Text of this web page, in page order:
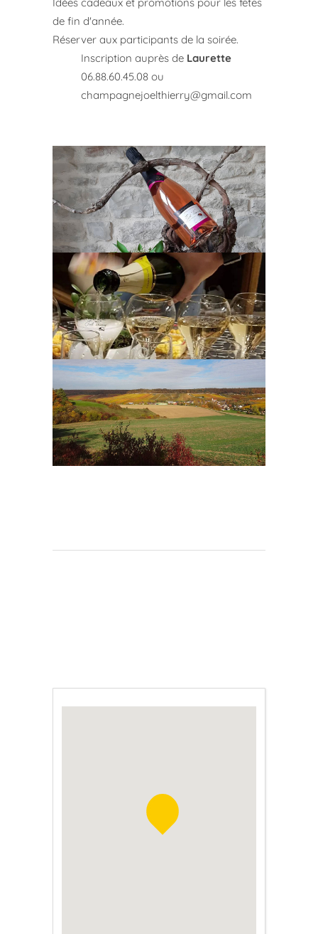
de fin d'année.
Réserver aux participants de la soirée.
Inscription auprès de Laurette
06.88.60.45.08 ou
champagnejoelthierry@gmail.com